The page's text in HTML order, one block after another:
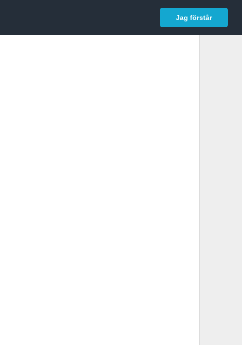
Jag förstår
Logga in